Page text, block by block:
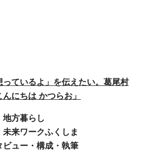
っているよ」を伝えたい。葛尾村
にちは かつらお」
地方暮らし
未来ワークふくしま
ビュー・構成・執筆